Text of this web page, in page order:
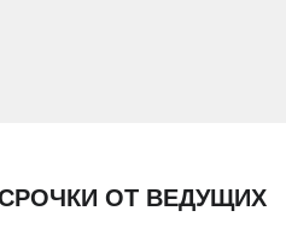
ОТ ВЕДУЩИХ